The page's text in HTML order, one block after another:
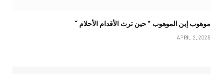
موهوب إبن الموهوب ” حين ترث الأقدام الأحلام “
APRIL 2, 2025